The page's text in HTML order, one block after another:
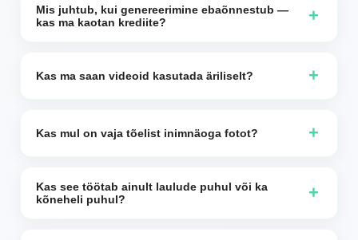
JPG/PNG-formaate. Selge, otse näkku suunatud
näopilt annab tavaliselt parima huulte sünkroonimise.
Mis juhtub, kui genereerimine ebaõnnestub —
kas ma kaotan krediite?
+
maha / tagastatakse.
Kas ma saan videoid kasutada äriliselt? +
artistide promoks ja brändisisuks. Veendu, et sul on
Kas mul on vaja tõelist inimnäoga fotot? +
portreed. Tulemused sõltuvad pildi kvaliteedist ja näo
selgusest.
Kas see töötab ainult laulude puhul või ka
kõneheli puhul?
+